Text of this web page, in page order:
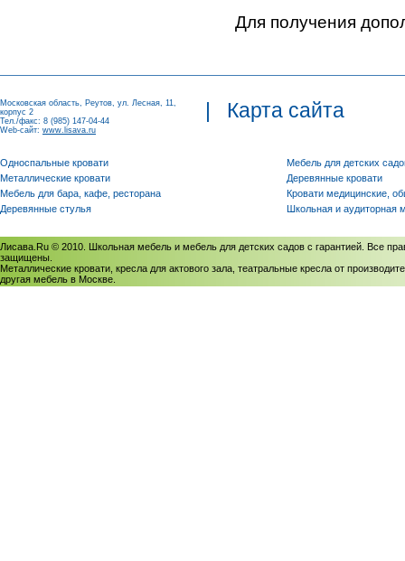
Для получения
Московская область, Реутов, ул. Лесная, 11,
корпус 2
Тел./факс: 8 (985) 147-04-44
Web-сайт: www.lisava.ru
| Карта сайта
Односпальные кровати
Металлические кровати
Мебель для бара, кафе, ресторана
Деревянные стулья
Мебель для детских
Деревянные кровати
Кровати медицинские,
Школьная и аудиторная
Лисава.Ru © 2010. Школьная мебель и мебель для детских садов с гарантией. Все
защищены.
Металлические кровати, кресла для актового зала, театральные кресла от
другая мебель в Москве.
Политика использования cookies/Соглашение на обработку персональных данных